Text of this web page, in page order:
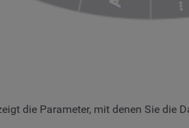
die Parameter, mit denen Sie die